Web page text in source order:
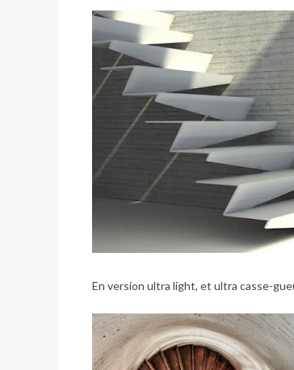
En version ultra light, et ultra casse-